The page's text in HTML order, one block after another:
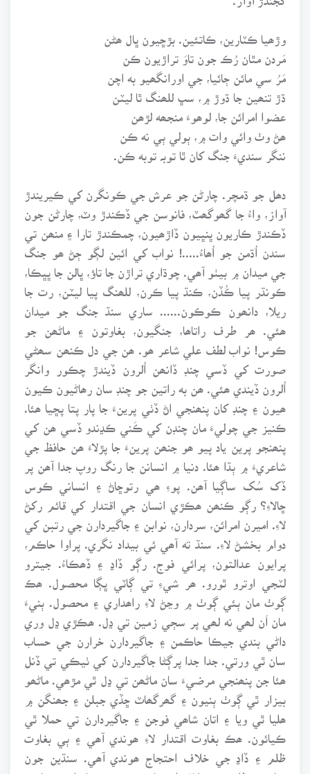
وڙھيا ڪٽارين، ڪاتئين. بڙڇيون ڀال ھڻن
مَردن مٿان رُڪ جون تاوَ تراڙيون ڪن
مَرُ سي مائن ڄائيا، جي اورانگھيو به اچن
ڌڙ تنھين جا ڌوڙ ۾، سڀ للھنگ ٿا ليٽن
عضوا امرائن جا، لوھوءَ منجھه لڙھن
ھڻ وٺ وائي وات ۾، ٻولي ٻي نه ڪن
ننگر سنديءَ جنگ کان ٿا توبہ توبه ڪن.
دھل جو ڌمچر. چارڻن جو عرش جي ڪونگرن کي ڪيريندڙ
آواز، واءُ جا گھوگھٽ، فانوسن جي ڏڪندڙ وٽ، چارڻن جون
ڏڪندڙ ڪاريون ڀنڀيون ڏاڙھيون، چمڪندڙ تارا ۽ منھن تي
سندن اُڌمن جو اُھاءُ.....! نواب کي ائين لڳو ڄڻ ھو جنگ
جي ميدان ۾ بيٺو آھي. چوڌاري تراڙن جا تاؤ، ڀالن جا ڀڀڪا،
ڪونڌر پيا ڪُڏن، ڪنڌ پيا ڪرن، للھنگ پيا ليٽن، رت جا
ريلا، دانھون ڪوڪون...... ساري سنڌ جنگ جو ميدان
ھئي. ھر طرف راتاھا، جنگيون، بغاوتون ۽ ماڻھن جو
ڪوس! نواب لطف علي شاعر ھو. ھن جي دل ڪنھن سھڻي
صورت کي ڏسي چنڊ ڏانھن اُلرون ڏيندڙ چڪور وانگر
اُلرون ڏيندي ھئي. ھن به راتين جو چنڊ سان رھاڻيون ڪيون
ھيون ۽ چنڊ کان پنھنجي اڻ ڏٺي پرينءَ جا پار پتا پڇيا ھئا.
ڪنيز جي چوليءَ مان چنڊن کي ڪَني ڪڍندو ڏسي ھن کي
پنھنجو پرين ياد پيو ھو جنھن پرينءَ جا پڙلاءَ ھن حافظ جي
شاعريءَ ۾ ٻڌا ھئا. دنيا ۾ انسانن جا رنگ روپ جدا آھن پر
ڏک سُک ساڳيا آھن. پوءِ ھي رتوڇاڻ ۽ انساني ڪوس
ڇالاءِ؟ رڳو ڪنھن ھڪڙي انسان جي اقتدار کي قائم رکڻ
لاءِ. اميرن امرائن، سردارن، نوابن ۽ جاگيردارن جي رتبن کي
دوام بخشڻ لاءِ. سنڌ ته آھي ئي بيداد نگري. پراوا حاڪم،
پرايون عدالتون، پرائي فوج. رڳو ڏاڍ ۽ ڏھڪاءُ. جيترو
لٽجي اوترو ٿورو. ھر شيءِ تي ڳاٽي ڀڳا محصول. ھڪ
ڳوٺ مان ٻئي ڳوٺ ۾ وڃڻ لاءِ راھداري ۽ محصول. ٻنيءَ
مان اَن لھي نه لھي پر سڄي زمين تي ڍل. ھڪڙي ڍل وري
داڻي بندي جيڪا حاڪمن ۽ جاگيردارن خرارن جي حساب
سان ٿي ورتي. جدا جدا پرڳڻا جاگيردارن کي ٺيڪي تي ڏنل
ھئا جن پنھنجي مرضيءَ سان ماڻھن تي ڍل ٿي مڙھي. ماڻھو
بيزار ٿي ڳوٺ ٻنيون ۽ گھرگھاٽ ڇڏي جبلن ۽ جھنگن ۾
ھليا ٿي ويا ۽ اتان شاھي فوجن ۽ جاگيردارن تي حملا ٿي
ڪيائون. ھڪ بغاوت اقتدار لاءِ ھوندي آھي ۽ ٻي بغاوت
ظلم ۽ ڏاڍ جي خلاف احتجاج ھوندي آھي. سنڌين جون
بغاوتون ظلم جي خلاف احتجاج ھيون. سرڪار انھن بغاوتن